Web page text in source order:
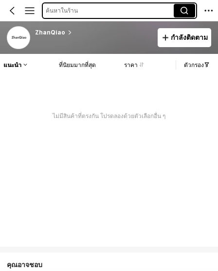
ค้นหาในร้าน
ZhanQiao
กำลังติดตาม
แนะนำ ที่นิยมมากที่สุด ราคา ตัวกรอง
ไม่มีสินค้าที่ตรงกัน โปรดลองด้วยตัวเลือกอื่น ๆ
คุณอาจชอบ